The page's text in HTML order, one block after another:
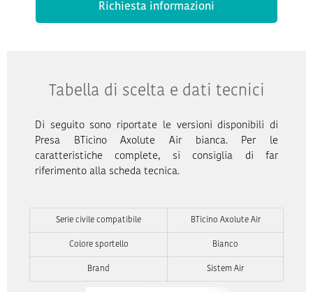
Richiesta informazioni
Tabella di scelta e dati tecnici
Di seguito sono riportate le versioni disponibili di
Presa BTicino Axolute Air bianca. Per le
caratteristiche complete, si consiglia di far
riferimento alla scheda tecnica.
Serie civile compatibile BTicino Axolute Air
Colore sportello Bianco
Brand Sistem Air